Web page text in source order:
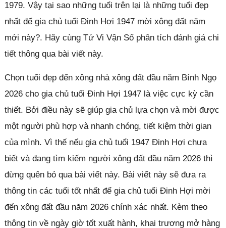
1979. Vậy tại sao những tuổi trên lại là những tuổi đẹp
nhất để gia chủ tuổi Đinh Hợi 1947 mời xông đất năm
mới này?. Hãy cùng Tử Vi Vận Số phân tích đánh giá chi
tiết thông qua bài viết này.
Chọn tuổi đẹp đến xông nhà xông đất đầu năm Bính Ngọ
2026 cho gia chủ tuổi Đinh Hợi 1947 là việc cực kỳ cần
thiết. Bởi điều này sẽ giúp gia chủ lựa chọn và mời được
một người phù hợp và nhanh chóng, tiết kiệm thời gian
của mình. Vì thế nếu gia chủ tuổi 1947 Đinh Hợi chưa
biết và đang tìm kiếm người xông đất đầu năm 2026 thì
đừng quên bỏ qua bài viết này. Bài viết này sẽ đưa ra
thông tin các tuổi tốt nhất để gia chủ tuổi Đinh Hợi mời
đến xông đất đầu năm 2026 chính xác nhất. Kèm theo
thông tin về ngày giờ tốt xuất hành, khai trương mở hàng